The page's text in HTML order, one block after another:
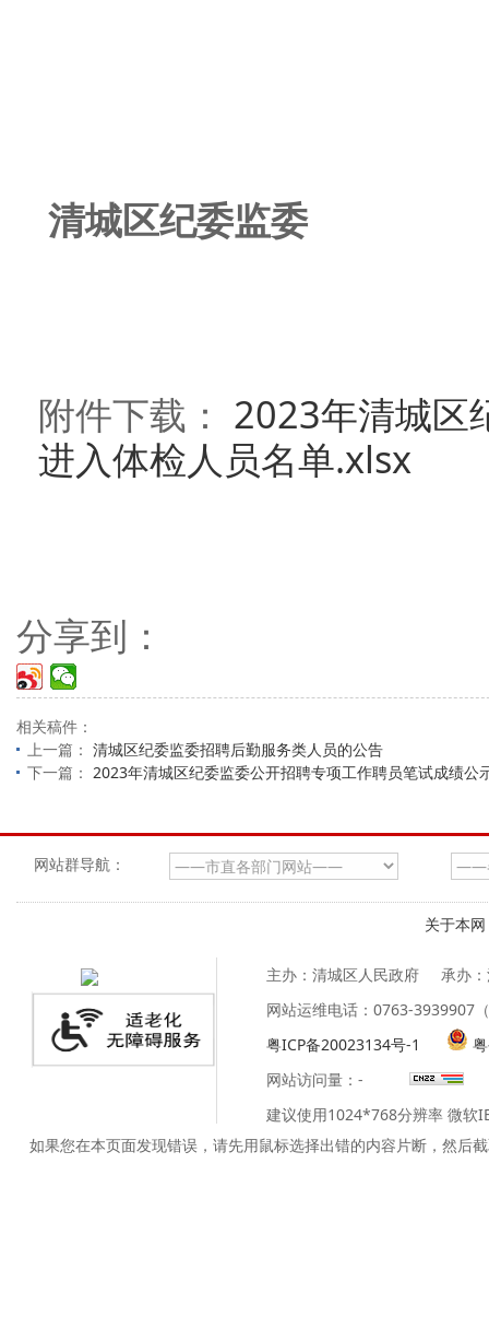
清城区纪委监委
附件下载： 2023年清城区
进入体检人员名单.xlsx
分享到：
相关稿件：
上一篇： 清城区纪委监委招聘后勤服务类人员的公告
下一篇： 2023年清城区纪委监委公开招聘专项工作聘员笔试成绩公
网站群导航：
关于本网
主办：清城区人民政府
承办
网站运维电话：0763-3939907
粤ICP备20023134号-1
网站访问量： -
建议使用1024*768分辨率 微软
如果您在本页面发现错误，请先用鼠标选择出错的内容片断，然后